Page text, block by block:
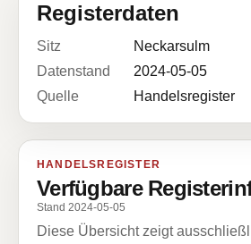
Registerdaten
Sitz
Neckarsulm
Datenstand
2024-05-05
Quelle
Handelsregister
HANDELSREGISTER
Verfügbare
Stand 2024-05-05
Diese Übersicht zeigt